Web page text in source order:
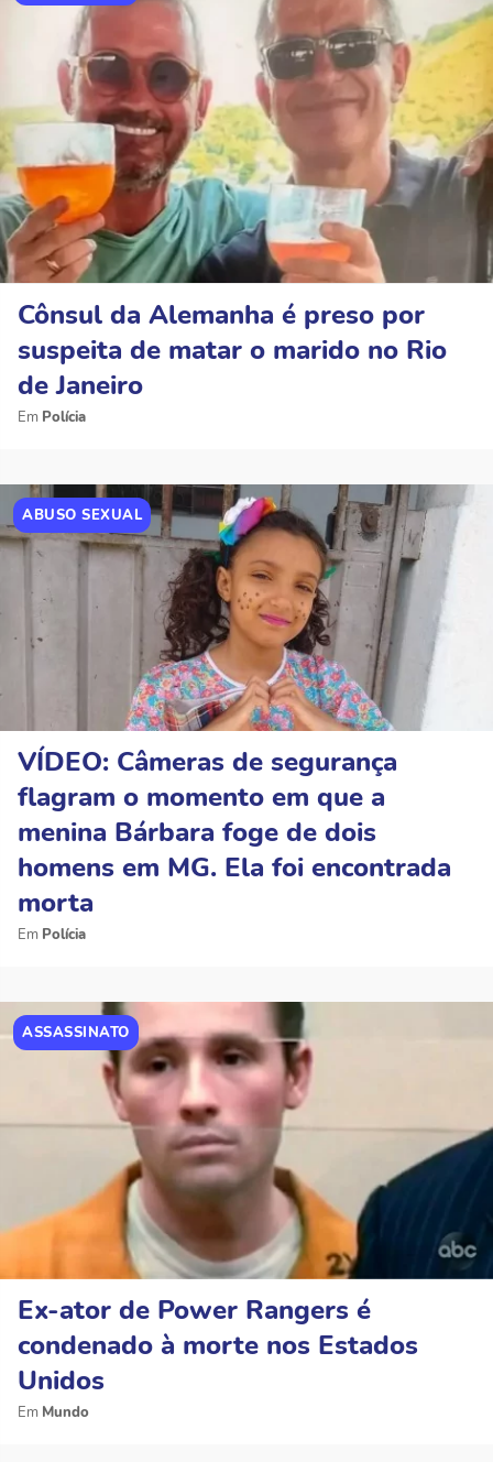
Cônsul da Alemanha é preso por
suspeita de matar o marido no Rio
de Janeiro
Polícia
ABUSO SEXUAL
VÍDEO: Câmeras de segurança
flagram o momento em que a
menina Bárbara foge de dois
homens em MG. Ela foi encontrada
morta
Polícia
ASSASSINATO
Ex-ator de Power Rangers é
condenado à morte nos Estados
Unidos
Mundo